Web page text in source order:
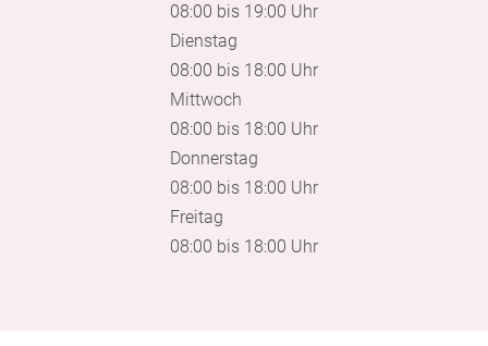
08:00 bis 19:00 Uhr
Dienstag
08:00 bis 18:00 Uhr
Mittwoch
08:00 bis 18:00 Uhr
Donnerstag
08:00 bis 18:00 Uhr
Freitag
08:00 bis 18:00 Uhr